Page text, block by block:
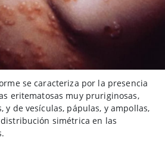
se caracteriza por la presencia
eritematosas muy pruriginosas,
y de vesículas, pápulas, y ampollas,
simétrica en las